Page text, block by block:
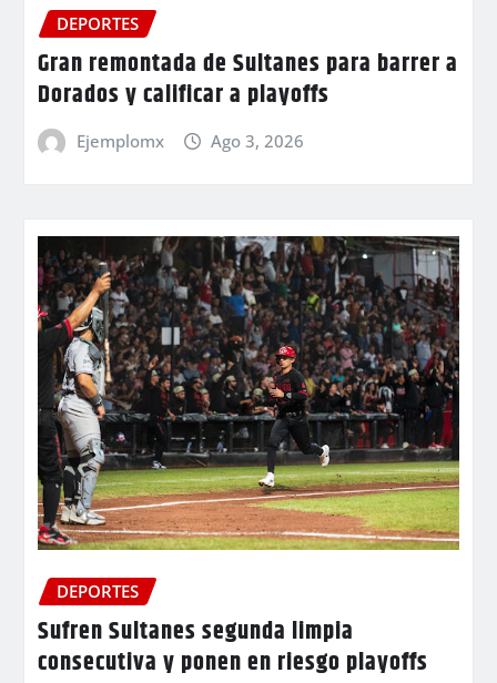
DEPORTES
Gran remontada de Sultanes para barrer a
Dorados y calificar a playoffs
Ejemplomx Ago 3, 2026
DEPORTES
Sufren Sultanes segunda limpia
consecutiva y ponen en riesgo playoffs